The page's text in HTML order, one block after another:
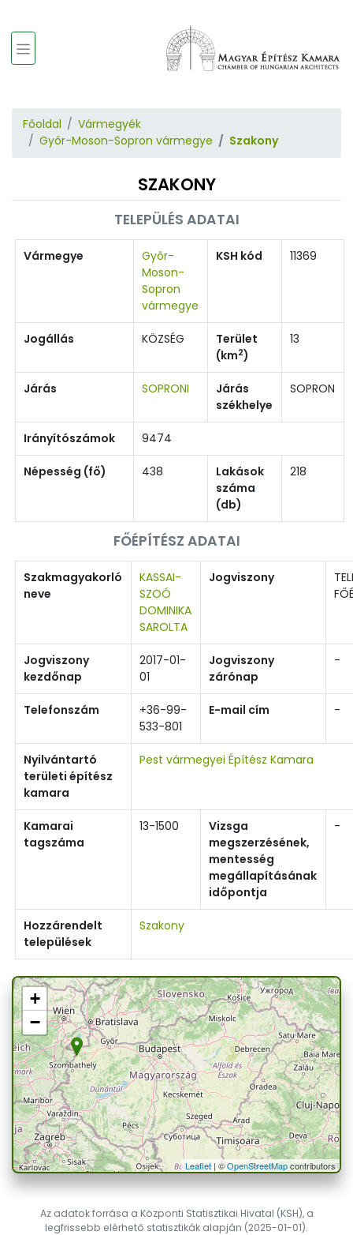
Főoldal
Vármegyék
Győr-Moson-Sopron vármegye
Szakony
SZAKONY
TELEPÜLÉS ADATAI
Vármegye
Győr-
Moson-
Sopron
vármegye
KSH kód 11369
Jogállás KÖZSÉG
Terület
(km2)
13
Járás SOPRONI
Járás
székhelye
SOPRON
Irányítószámok 9474
Népesség (fő) 438
Lakások
száma
(db)
218
FŐÉPÍTÉSZ ADATAI
Szakmagyakorló
neve
KASSAI-
SZOÓ
DOMINIKA
SAROLTA
Jogviszony
Jogviszony
kezdőnap
2017-01-
01
Jogviszony
zárónap
-
Telefonszám
+36-99-
533-801
E-mail cím -
Nyilvántartó
területi építész
kamara
Pest vármegyei Építész Kamara
Kamarai
tagszáma
13-1500
Vizsga
megszerzésének,
mentesség
megállapításának
időpontja
-
Hozzárendelt
települések
Szakony
+
−
Leaflet| ©OpenStreetMapcontributors
Az adatok forrása a Központi Statisztikai Hivatal (KSH), a
legfrissebb elérhető statisztikák alapján (2025-01-01).